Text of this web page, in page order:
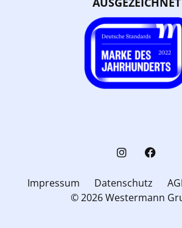
Impressum Datenschutz
© 2026 Westermann